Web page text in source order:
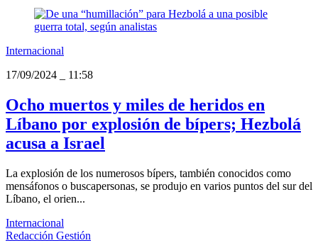
Internacional
17/09/2024
11:58
Ocho muertos y miles de heridos en
Líbano por explosión de bípers; Hezbolá
acusa a Israel
La explosión de los numerosos bípers, también conocidos como
mensáfonos o buscapersonas, se produjo en varios puntos del sur del
Líbano, el orien...
Internacional
Redacción Gestión